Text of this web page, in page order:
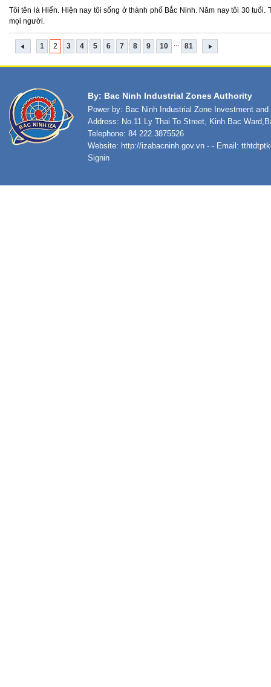
Tôi tên là Hiển. Hiện nay tôi sống ở thành phố Bắc Ninh. Năm nay tôi 30
mọi người.
1 2 3 4 5 6 7 8 9 10 ... 81
By: Bac Ninh Industrial Zones Authority
Power by: Bac Ninh Industrial Zone Investment
Address: No.11 Ly Thai To Street, Kinh Bac
Telephone: 84 222.3875526
Website: http://izabacninh.gov.vn - - Email:
Signin